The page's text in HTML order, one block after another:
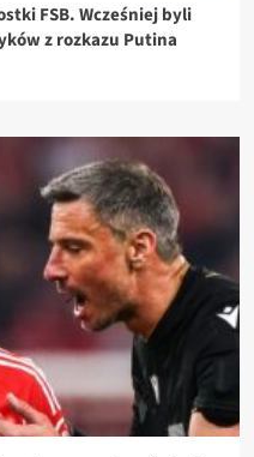
FSB. Wcześniej byli
z rozkazu Putina